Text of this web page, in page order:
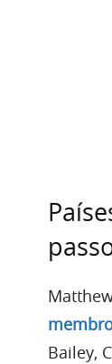
Bailey,